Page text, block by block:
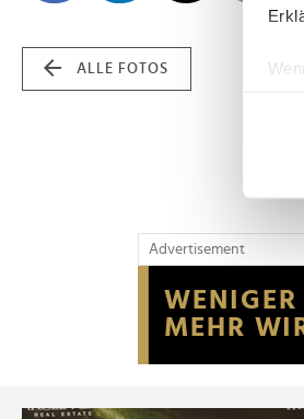
Wir
der
ALLE FOTOS
Advertisement